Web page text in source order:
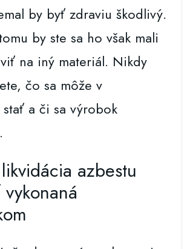
by byť zdraviu škodlivý.
by ste sa ho však mali
na iný materiál. Nikdy
čo sa môže v
a či sa výrobok
azbestu